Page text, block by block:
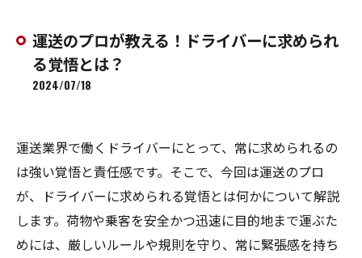
運送のプロが教える！ドライバーに求められ
る覚悟とは？
2024/07/18
運送業界で働くドライバーにとって、常に求められるの
は強い覚悟と責任感です。そこで、今回は運送のプロ
が、ドライバーに求められる覚悟とは何かについて解説
します。荷物や乗客を安全かつ迅速に目的地まで運ぶた
めには、厳しいルールや規則を守り、常に緊張感を持ち